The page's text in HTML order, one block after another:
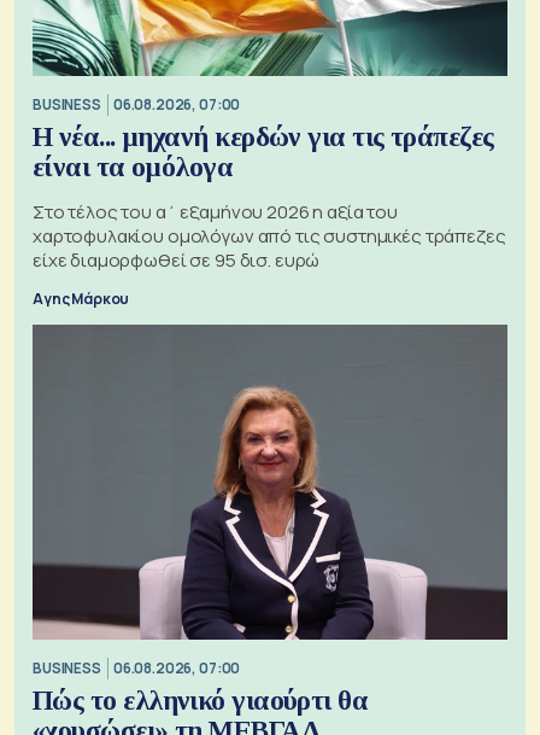
BUSINESS 06.08.2026, 07:00
Η νέα... μηχανή κερδών για τις τράπεζες
είναι τα ομόλογα
Στο τέλος του α΄ εξαμήνου 2026 η αξία του
χαρτοφυλακίου ομολόγων από τις συστημικές τράπεζες
είχε διαμορφωθεί σε 95 δισ. ευρώ
Αγης Μάρκου
BUSINESS 06.08.2026, 07:00
Πώς το ελληνικό γιαούρτι θα